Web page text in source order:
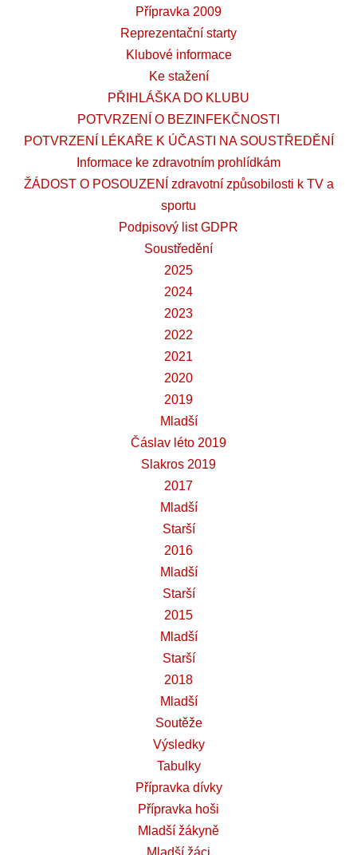
Přípravka 2009
Reprezentační starty
Klubové informace
Ke stažení
PŘIHLÁŠKA DO KLUBU
POTVRZENÍ O BEZINFEKČNOSTI
POTVRZENÍ LÉKAŘE K ÚČASTI NA SOUSTŘEDĚNÍ
Informace ke zdravotním prohlídkám
ŽÁDOST O POSOUZENÍ zdravotní způsobilosti k TV a
sportu
Podpisový list GDPR
Soustředění
2025
2024
2023
2022
2021
2020
2019
Mladší
Čáslav léto 2019
Slakros 2019
2017
Mladší
Starší
2016
Mladší
Starší
2015
Mladší
Starší
2018
Mladší
Soutěže
Výsledky
Tabulky
Přípravka dívky
Přípravka hoši
Mladší žákyně
Mladší žáci